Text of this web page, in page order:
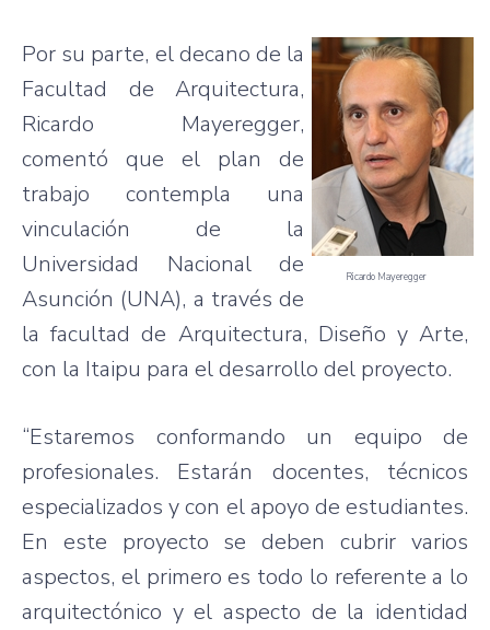
Ricardo Mayeregger
Por su parte, el decano de la
Facultad de Arquitectura,
Ricardo Mayeregger,
comentó que el plan de
trabajo contempla una
vinculación de la
Universidad Nacional de
Asunción (UNA), a través de
la facultad de Arquitectura, Diseño y Arte,
con la Itaipu para el desarrollo del proyecto.
“Estaremos conformando un equipo de
profesionales. Estarán docentes, técnicos
especializados y con el apoyo de estudiantes.
En este proyecto se deben cubrir varios
aspectos, el primero es todo lo referente a lo
arquitectónico y el aspecto de la identidad